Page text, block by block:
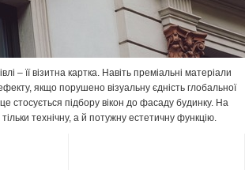
– її візитна картка. Навіть преміальні матеріали
якщо порушено візуальну єдність глобальної
стосується підбору вікон до фасаду будинку. На
технічну, а й потужну естетичну функцію.